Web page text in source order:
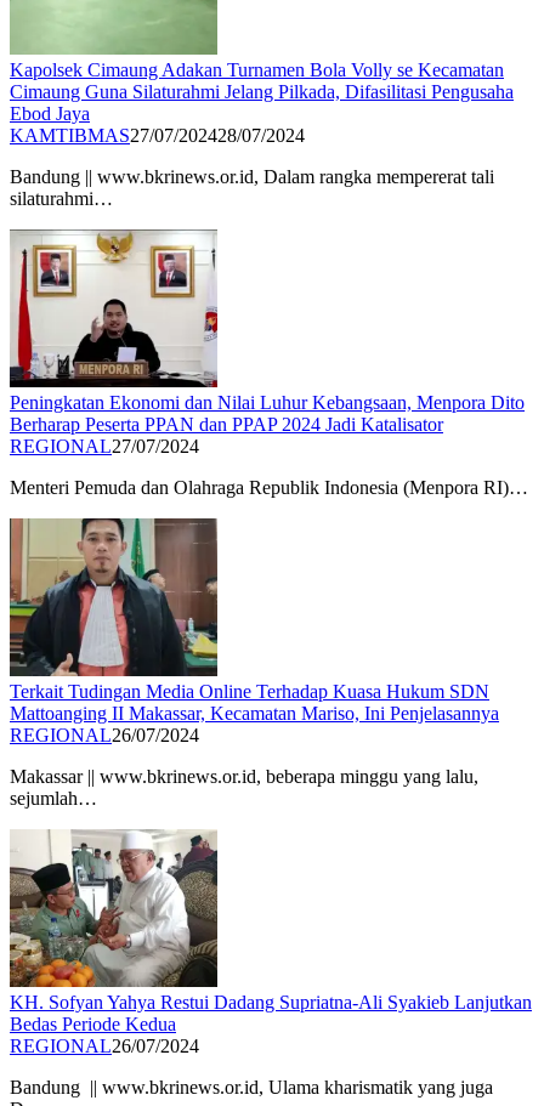
Kapolsek Cimaung Adakan Turnamen Bola Volly se Kecamatan
Cimaung Guna Silaturahmi Jelang Pilkada, Difasilitasi Pengusaha
Ebod Jaya
KAMTIBMAS27/07/202428/07/2024
Bandung || www.bkrinews.or.id, Dalam rangka mempererat tali
silaturahmi…
Peningkatan Ekonomi dan Nilai Luhur Kebangsaan, Menpora Dito
Berharap Peserta PPAN dan PPAP 2024 Jadi Katalisator
REGIONAL27/07/2024
Menteri Pemuda dan Olahraga Republik Indonesia (Menpora RI)…
Terkait Tudingan Media Online Terhadap Kuasa Hukum SDN
Mattoanging II Makassar, Kecamatan Mariso, Ini Penjelasannya
REGIONAL26/07/2024
Makassar || www.bkrinews.or.id, beberapa minggu yang lalu,
sejumlah…
KH. Sofyan Yahya Restui Dadang Supriatna-Ali Syakieb Lanjutkan
Bedas Periode Kedua
REGIONAL26/07/2024
Bandung || www.bkrinews.or.id, Ulama kharismatik yang juga